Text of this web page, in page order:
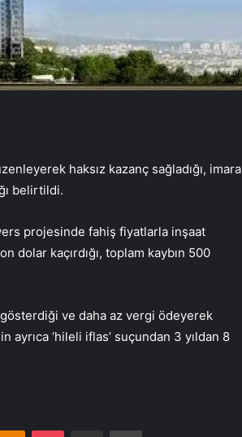
haksız kazanç sağladığı, imara
belirtildi.
projesinde fahiş fiyatlarla inşaat
dolar kaçırdığı, toplam kaybın 500
ve daha az vergi ödeyerek
ayrıca ‘hileli iflas’ suçundan 3 yıldan 8
Odnoklassniki
Pocket E-Posta ile paylaş Yazdır